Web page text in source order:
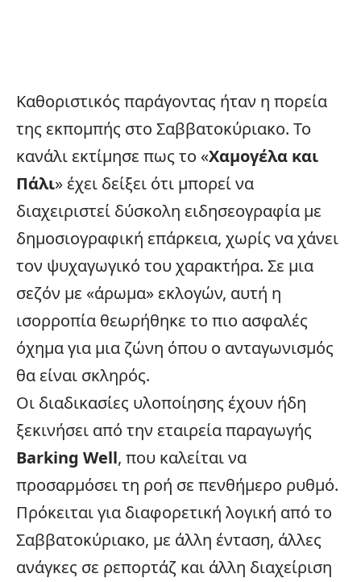
Καθοριστικός παράγοντας ήταν η πορεία
της εκπομπής στο Σαββατοκύριακο. Το
κανάλι εκτίμησε πως το «Χαμογέλα και
Πάλι» έχει δείξει ότι μπορεί να
διαχειριστεί δύσκολη ειδησεογραφία με
δημοσιογραφική επάρκεια, χωρίς να χάνει
τον ψυχαγωγικό του χαρακτήρα. Σε μια
σεζόν με «άρωμα» εκλογών, αυτή η
ισορροπία θεωρήθηκε το πιο ασφαλές
όχημα για μια ζώνη όπου ο ανταγωνισμός
θα είναι σκληρός.
Οι διαδικασίες υλοποίησης έχουν ήδη
ξεκινήσει από την εταιρεία παραγωγής
Barking Well, που καλείται να
προσαρμόσει τη ροή σε πενθήμερο ρυθμό.
Πρόκειται για διαφορετική λογική από το
Σαββατοκύριακο, με άλλη ένταση, άλλες
ανάγκες σε ρεπορτάζ και άλλη διαχείριση